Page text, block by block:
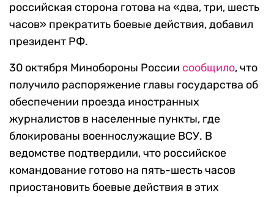
российская сторона готова на «два, три, шесть
часов» прекратить боевые действия, добавил
президент РФ.
30 октября Минобороны России сообщило, что
получило распоряжение главы государства об
обеспечении проезда иностранных
журналистов в населенные пункты, где
блокированы военнослужащие ВСУ. В
ведомстве подтвердили, что российское
командование готово на пять-шесть часов
приостановить боевые действия в этих